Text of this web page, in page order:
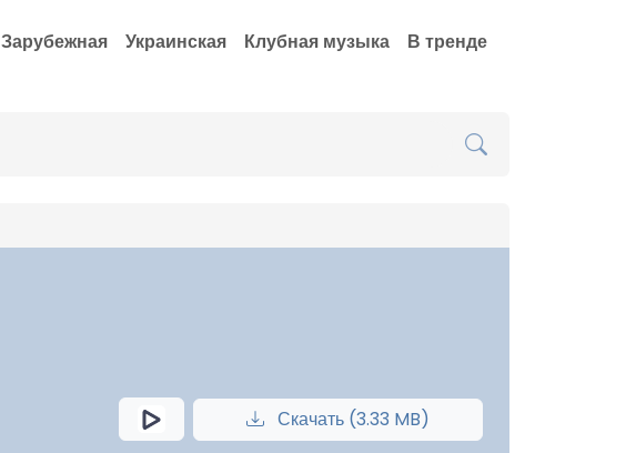
Зарубежная Украинская Клубная музыка В тренде
Скачать (3.33 MB)